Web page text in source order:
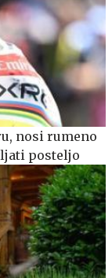
nosi rumeno
posteljo